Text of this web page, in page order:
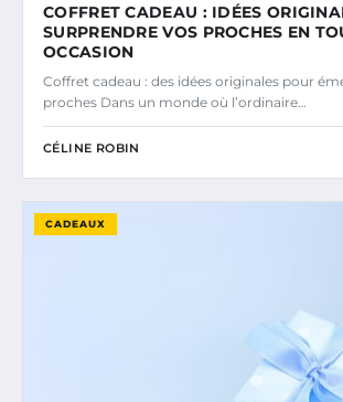
COFFRET CADEAU : IDÉES
SURPRENDRE VOS PROCHES EN
OCCASION
Coffret cadeau : des idées originales pour
proches Dans un monde où l’ordinaire…
CÉLINE ROBIN
CADEAUX